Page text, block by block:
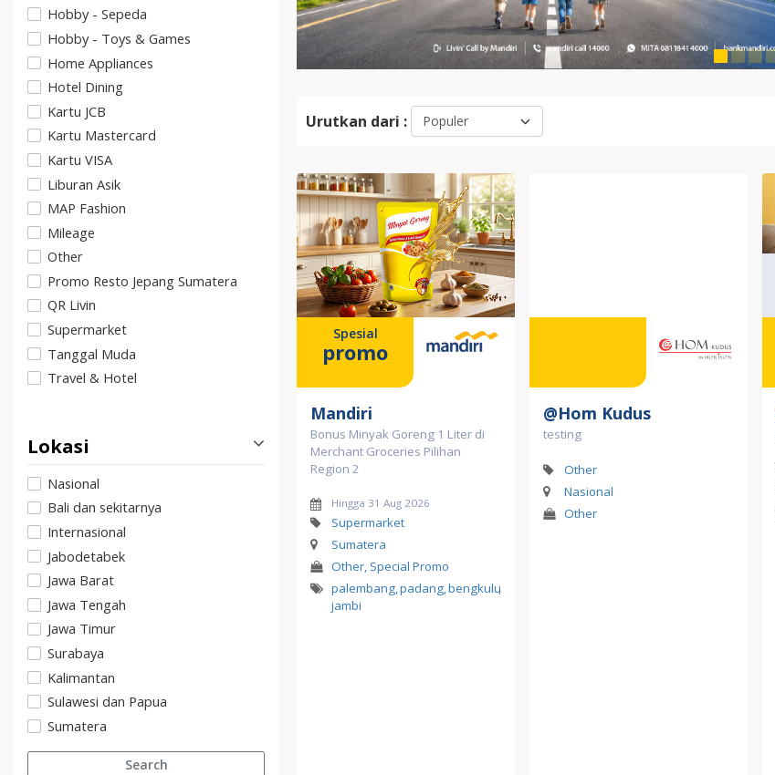
Hobby - Sepeda
Hobby - Toys & Games
Home Appliances
Hotel Dining
Kartu JCB
Kartu Mastercard
Kartu VISA
Liburan Asik
MAP Fashion
Mileage
Other
Promo Resto Jepang Sumatera
QR Livin
Supermarket
Tanggal Muda
Travel & Hotel
Lokasi
Nasional
Bali dan sekitarnya
Internasional
Jabodetabek
Jawa Barat
Jawa Tengah
Jawa Timur
Surabaya
Kalimantan
Sulawesi dan Papua
Sumatera
Search
Urutkan dari :
Spesial
promo
Mandiri
Bonus Minyak Goreng 1 Liter di
Merchant Groceries Pilihan
Region 2
Hingga 31 Aug 2026
Supermarket
Sumatera
Other, Special Promo
palembang,padang,bengkulu,
jambi
@Hom Kudus
testing
Other
Nasional
Other